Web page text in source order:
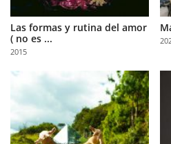
Partner
with
Us
Sign
Las formas y rutina del amor
( no es ...
2015